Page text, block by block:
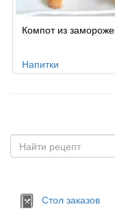
Компот из
Напитки
Стол заказов